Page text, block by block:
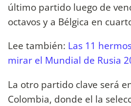
último partido luego de
octavos y a Bélgica en
Lee también: Las 11
mirar el Mundial de Rusia
La otro partido clave será
Colombia, donde el la